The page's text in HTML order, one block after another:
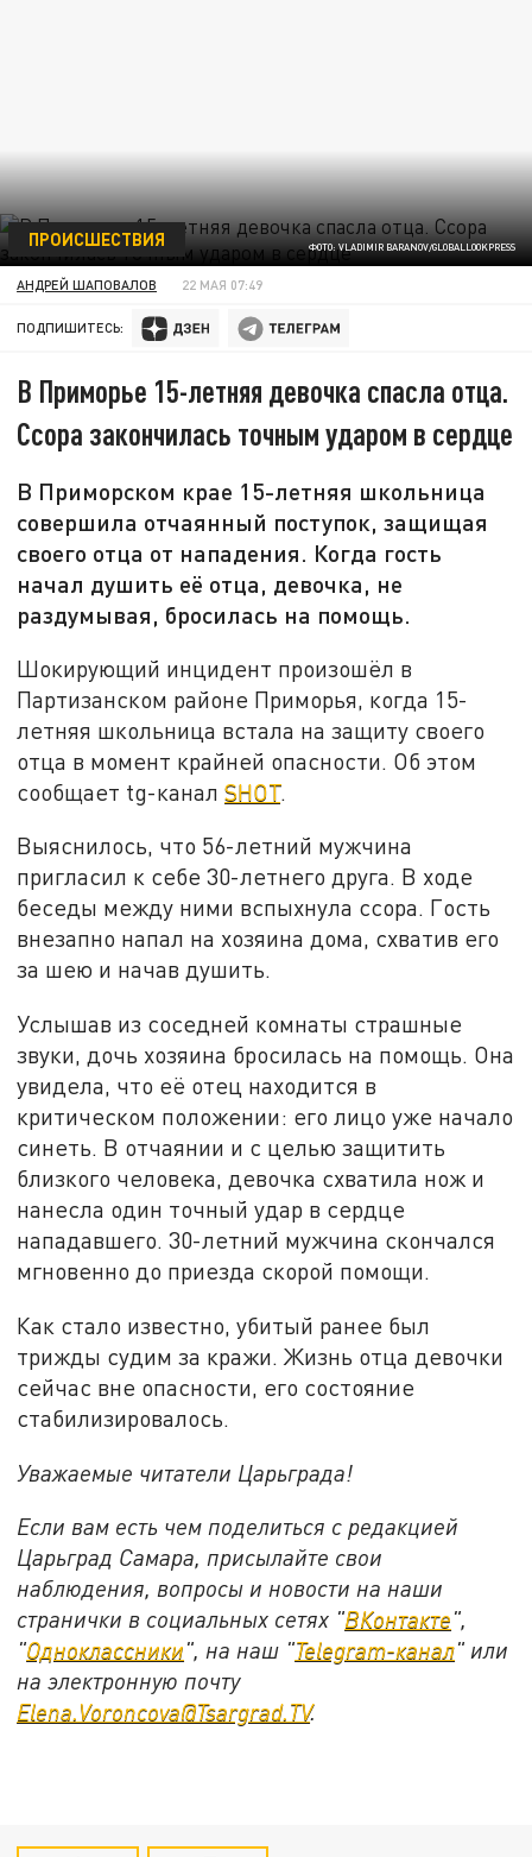
ФОТО: VLADIMIR BARANOV/GLOBALLOOKPRESS
ПРОИСШЕСТВИЯ
АНДРЕЙ ШАПОВАЛОВ 22 МАЯ 07:49
ПОДПИШИТЕСЬ:
В Приморье 15-летняя девочка спасла отца.
Ссора закончилась точным ударом в сердце
В Приморском крае 15-летняя школьница
совершила отчаянный поступок, защищая
своего отца от нападения. Когда гость
начал душить её отца, девочка, не
раздумывая, бросилась на помощь.
Шокирующий инцидент произошёл в
Партизанском районе Приморья, когда 15-
летняя школьница встала на защиту своего
отца в момент крайней опасности. Об этом
сообщает tg-каналSHOT.
Выяснилось, что 56-летний мужчина
пригласил к себе 30-летнего друга. В ходе
беседы между ними вспыхнула ссора. Гость
внезапно напал на хозяина дома, схватив его
за шею и начав душить.
Услышав из соседней комнаты страшные
звуки, дочь хозяина бросилась на помощь. Она
увидела, что её отец находится в
критическом положении: его лицо уже начало
синеть. В отчаянии и с целью защитить
близкого человека, девочка схватила нож и
нанесла один точный удар в сердце
нападавшего. 30-летний мужчина скончался
мгновенно до приезда скорой помощи.
Как стало известно, убитый ранее был
трижды судим за кражи. Жизнь отца девочки
сейчас вне опасности, его состояние
стабилизировалось.
Уважаемые читатели Царьграда!
Если вам есть чем поделиться с редакцией
Царьград Самара, присылайте свои
наблюдения, вопросы и новости на наши
странички в социальных сетях "ВКонтакте",
"Одноклассники", на наш "Telegram-канал" или
на электронную почту
Elena.Voroncova@Tsargrad.TV.